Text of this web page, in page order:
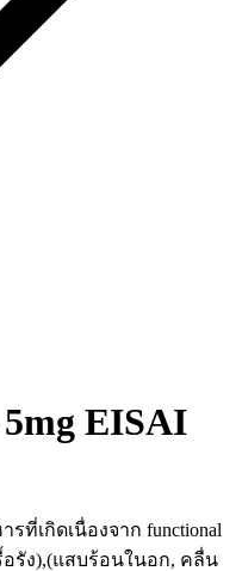
EISAI
ที่เกิดเนื่องจาก functional
อรัง),(แสบร้อนในอก, คลื่น